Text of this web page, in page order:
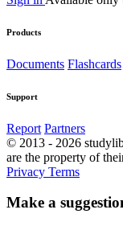
Products
Documents Flashcards
Support
Report Partners
© 2013 - 2026
are the property of
Privacy Terms
Make a